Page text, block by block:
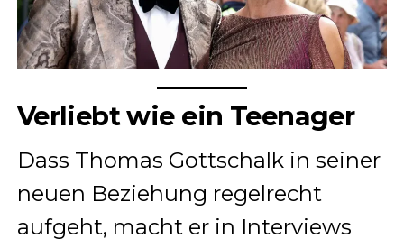
Verliebt wie ein Teenager
Dass Thomas Gottschalk in seiner
neuen Beziehung regelrecht
aufgeht, macht er in Interviews